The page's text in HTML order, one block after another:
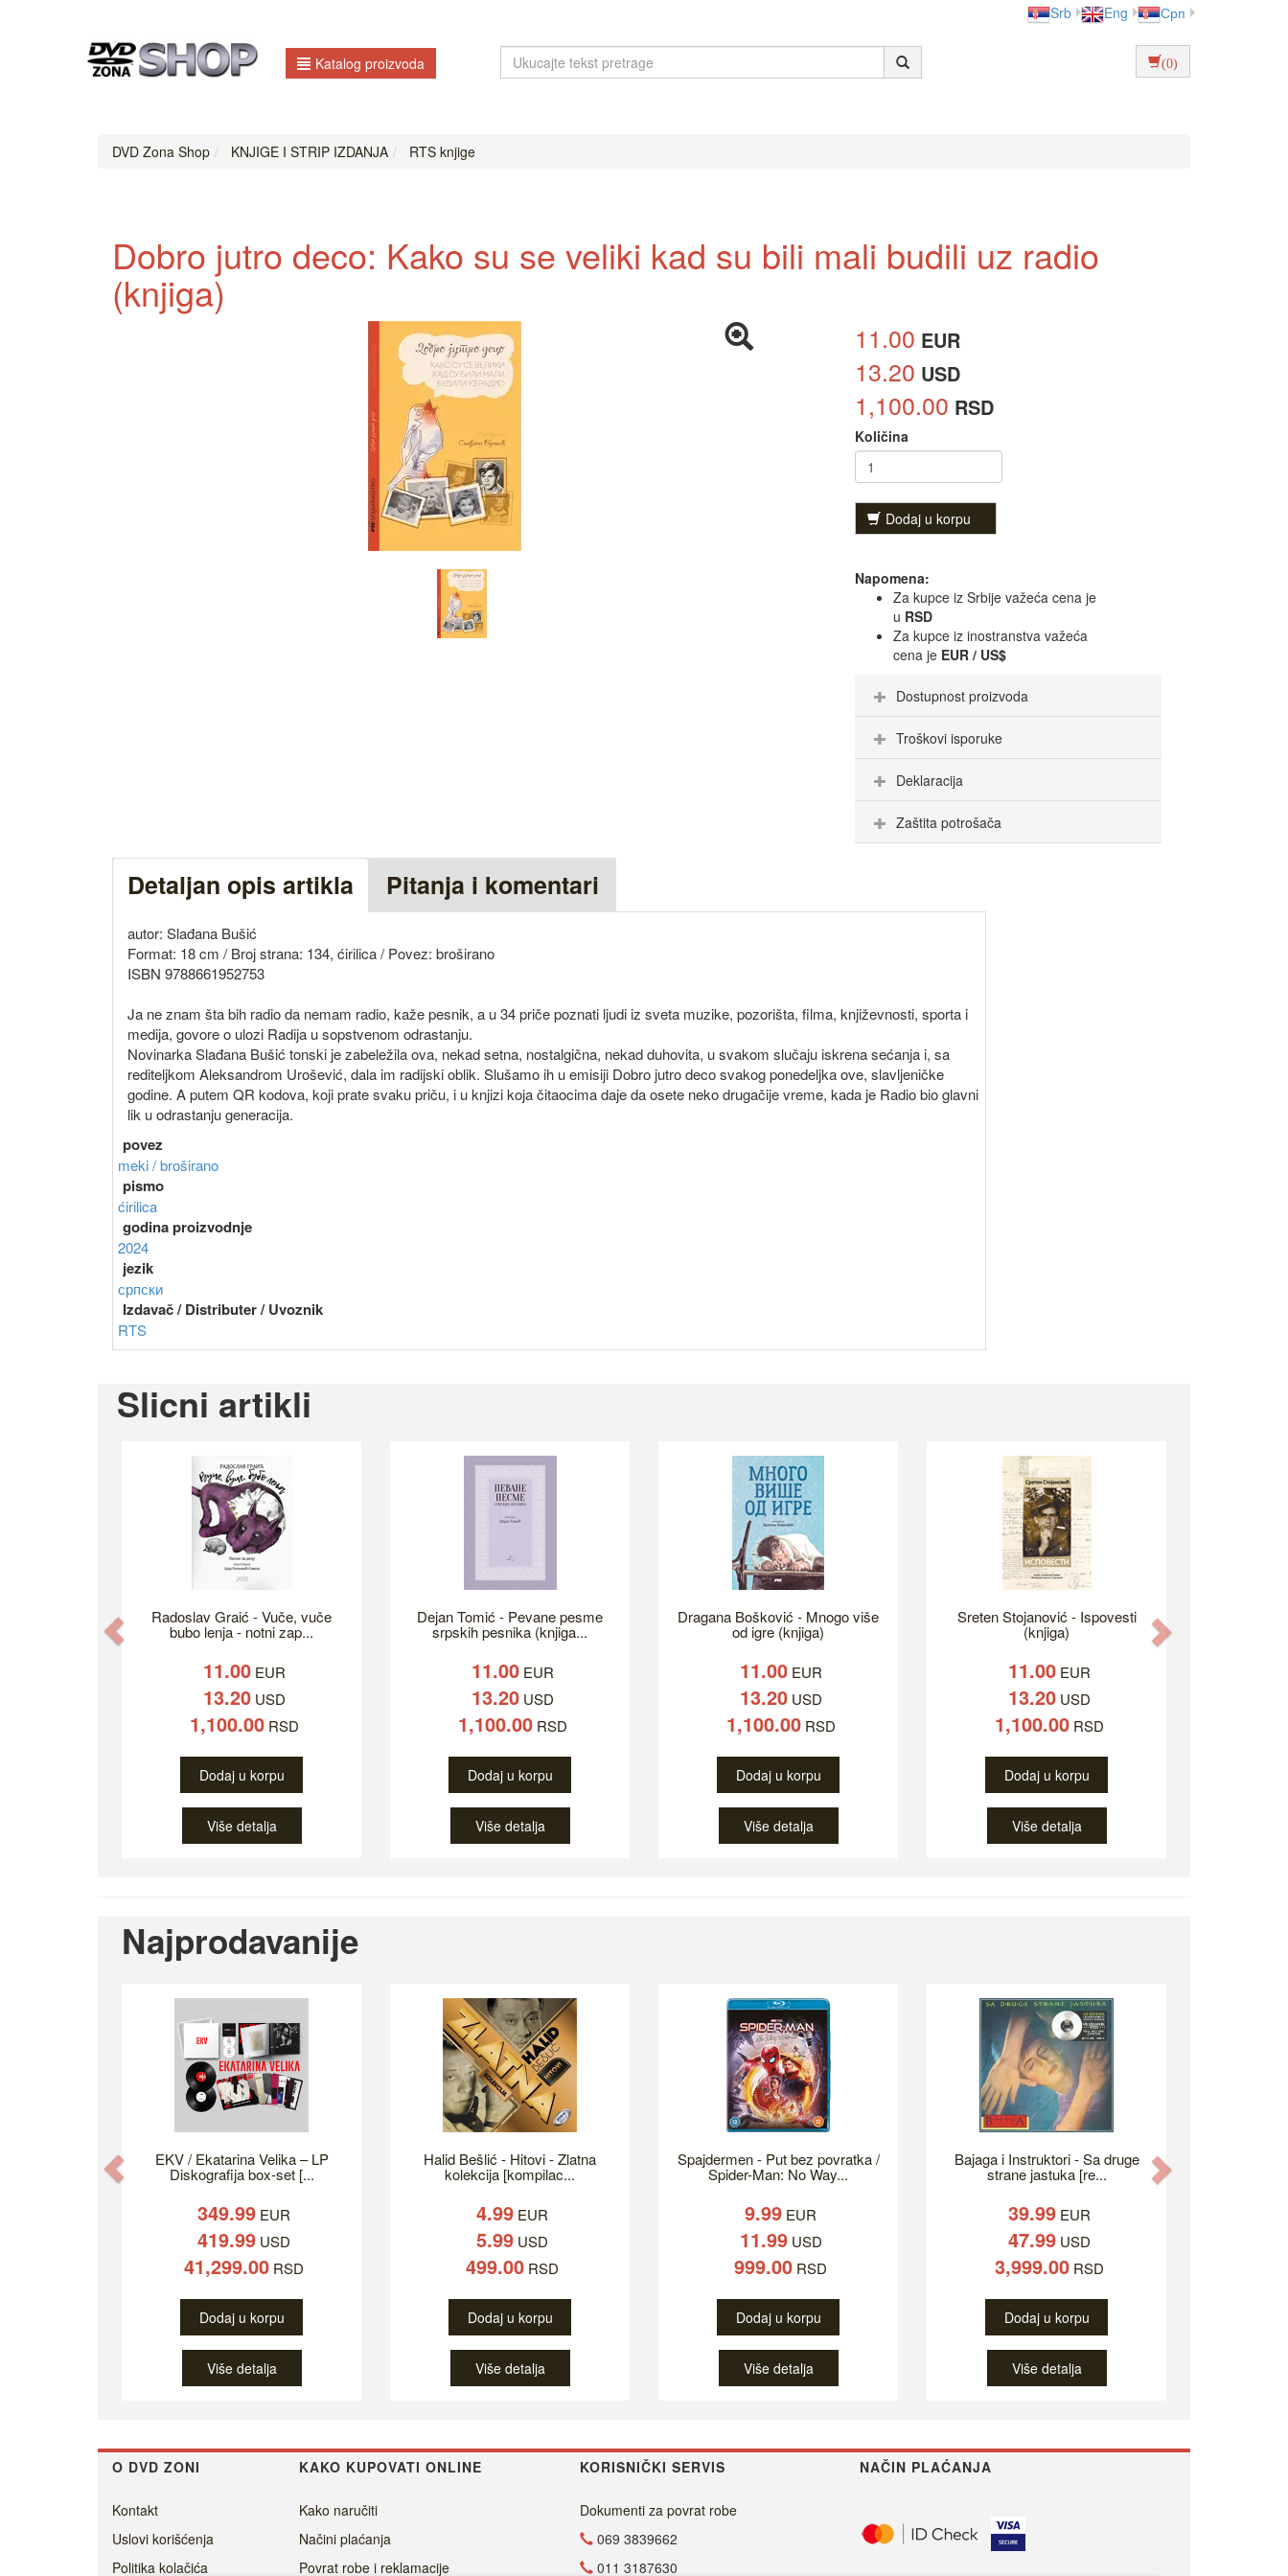
Srb Eng Срп
Katalog proizvoda (0)
DVD Zona Shop KNJIGE I STRIP IZDANJA RTS knjige
Dobro jutro deco: Kako su se veliki kad su bili mali budili uz radio
(knjiga)
11.00 EUR
13.20 USD
1,100.00 RSD
Količina
Dodaj u korpu
Napomena:
Za kupce iz Srbije važeća cena je
u RSD
Za kupce iz inostranstva važeća
cena je EUR / US$
Dostupnost proizvoda
Troškovi isporuke
Deklaracija
Zaštita potrošača
Detaljan opis artikla Pitanja i komentari
autor: Slađana Bušić
Format: 18 cm / Broj strana: 134, ćirilica / Povez: broširano
ISBN 9788661952753
Ja ne znam šta bih radio da nemam radio, kaže pesnik, a u 34 priče poznati ljudi iz sveta muzike, pozorišta, filma, književnosti, sporta i
medija, govore o ulozi Radija u sopstvenom odrastanju.
Novinarka Slađana Bušić tonski je zabeležila ova, nekad setna, nostalgična, nekad duhovita, u svakom slučaju iskrena sećanja i, sa
rediteljkom Aleksandrom Urošević, dala im radijski oblik. Slušamo ih u emisiji Dobro jutro deco svakog ponedeljka ove, slavljeničke
godine. A putem QR kodova, koji prate svaku priču, i u knjizi koja čitaocima daje da osete neko drugačije vreme, kada je Radio bio glavni
lik u odrastanju generacija.
povez
meki / broširano
pismo
ćirilica
godina proizvodnje
2024
jezik
српски
Izdavač / Distributer / Uvoznik
RTS
Slicni artikli
Radoslav Graić - Vuče, vuče
bubo lenja - notni zap...
11.00EUR
13.20USD
1,100.00RSD
Dodaj u korpu
Više detalja
Dejan Tomić - Pevane pesme
srpskih pesnika (knjiga...
11.00EUR
13.20USD
1,100.00RSD
Dodaj u korpu
Više detalja
Dragana Bošković - Mnogo više
od igre (knjiga)
11.00EUR
13.20USD
1,100.00RSD
Dodaj u korpu
Više detalja
Sreten Stojanović - Ispovesti
(knjiga)
11.00EUR
13.20USD
1,100.00RSD
Dodaj u korpu
Više detalja
Previous
Najprodavanije
EKV / Ekatarina Velika – LP
Diskografija box-set [...
349.99 EUR
419.99 USD
41,299.00 RSD
Dodaj u korpu
Više detalja
Halid Bešlić - Hitovi - Zlatna
kolekcija [kompilac...
4.99 EUR
5.99 USD
499.00 RSD
Dodaj u korpu
Više detalja
Spajdermen - Put bez povratka /
Spider-Man: No Way...
9.99 EUR
11.99USD
999.00 RSD
Dodaj u korpu
Više detalja
Bajaga i Instruktori - Sa druge
strane jastuka [re...
39.99EUR
47.99USD
3,999.00RSD
Dodaj u korpu
Više detalja
Previous
O DVD ZONI KAKO KUPOVATI ONLINE KORISNIČKI SERVIS NAČIN PLAĆANJA
Kontakt
Uslovi korišćenja
Politika kolačića
Kako naručiti
Načini plaćanja
Povrat robe i reklamacije
Dokumenti za povrat robe
069 3839662
011 3187630